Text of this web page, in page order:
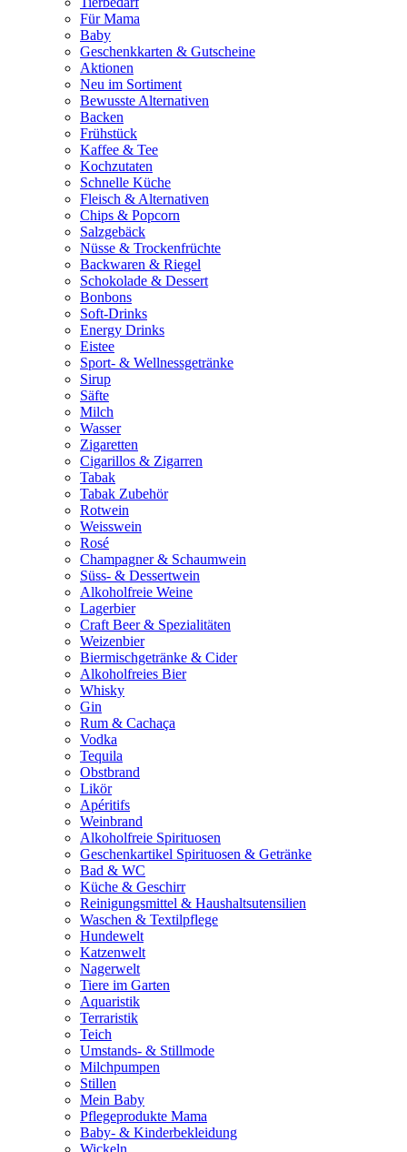
Für Mama
Baby
Geschenkkarten & Gutscheine
Aktionen
Neu im Sortiment
Bewusste Alternativen
Backen
Frühstück
Kaffee & Tee
Kochzutaten
Schnelle Küche
Fleisch & Alternativen
Chips & Popcorn
Salzgebäck
Nüsse & Trockenfrüchte
Backwaren & Riegel
Schokolade & Dessert
Bonbons
Soft-Drinks
Energy Drinks
Eistee
Sport- & Wellnessgetränke
Sirup
Säfte
Milch
Wasser
Zigaretten
Cigarillos & Zigarren
Tabak
Tabak Zubehör
Rotwein
Weisswein
Rosé
Champagner & Schaumwein
Süss- & Dessertwein
Alkoholfreie Weine
Lagerbier
Craft Beer & Spezialitäten
Weizenbier
Biermischgetränke & Cider
Alkoholfreies Bier
Whisky
Gin
Rum & Cachaça
Vodka
Tequila
Obstbrand
Likör
Apéritifs
Weinbrand
Alkoholfreie Spirituosen
Geschenkartikel Spirituosen & Getränke
Bad & WC
Küche & Geschirr
Reinigungsmittel & Haushaltsutensilien
Waschen & Textilpflege
Hundewelt
Katzenwelt
Nagerwelt
Tiere im Garten
Aquaristik
Terraristik
Teich
Umstands- & Stillmode
Milchpumpen
Stillen
Mein Baby
Pflegeprodukte Mama
Baby- & Kinderbekleidung
Wickeln